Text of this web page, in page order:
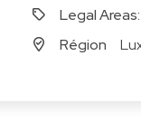
Legal Areas:
Région